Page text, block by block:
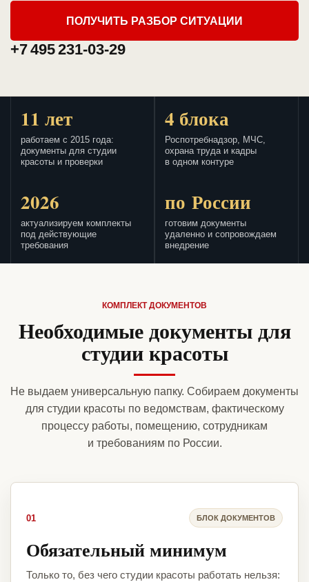
ПОЛУЧИТЬ РАЗБОР СИТУАЦИИ
+7 495 231-03-29
11 лет
работаем с 2015 года:
документы для студии
красоты и проверки
4 блока
Роспотребнадзор, МЧС,
охрана труда и кадры
в одном контуре
2026
актуализируем комплекты
под действующие
требования
по России
готовим документы
удаленно и сопровождаем
внедрение
КОМПЛЕКТ ДОКУМЕНТОВ
Необходимые документы для
студии красоты
Не выдаем универсальную папку. Собираем документы
для студии красоты по ведомствам, фактическому
процессу работы, помещению, сотрудникам
и требованиям по России.
01 БЛОК ДОКУМЕНТОВ
Обязательный минимум
Только то, без чего студии красоты работать нельзя: